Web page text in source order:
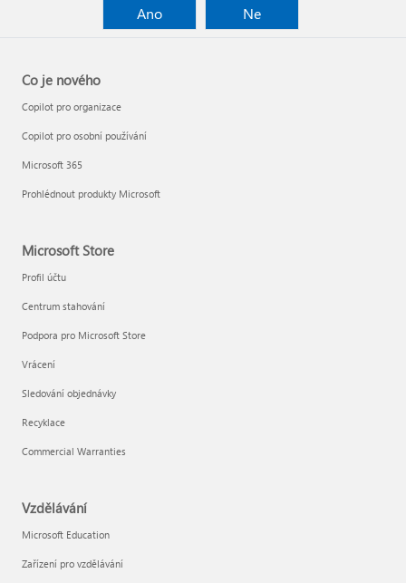
Ano
Ne
Co je nového
Copilot pro organizace
Copilot pro osobní používání
Microsoft 365
Prohlédnout produkty Microsoft
Microsoft Store
Profil účtu
Centrum stahování
Podpora pro Microsoft Store
Vrácení
Sledování objednávky
Recyklace
Commercial Warranties
Vzdělávání
Microsoft Education
Zařízení pro vzdělávání